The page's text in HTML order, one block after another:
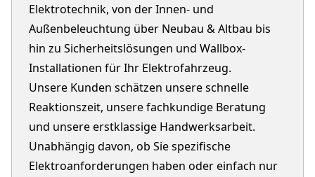
Elektrotechnik, von der Innen- und
Außenbeleuchtung über Neubau & Altbau bis
hin zu Sicherheitslösungen und Wallbox-
Installationen für Ihr Elektrofahrzeug.
Unsere Kunden schätzen unsere schnelle
Reaktionszeit, unsere fachkundige Beratung
und unsere erstklassige Handwerksarbeit.
Unabhängig davon, ob Sie spezifische
Elektroanforderungen haben oder einfach nur